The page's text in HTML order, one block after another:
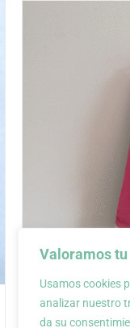
Valoramos
Usamos cookies
analizar nuestro
da su
Bolso